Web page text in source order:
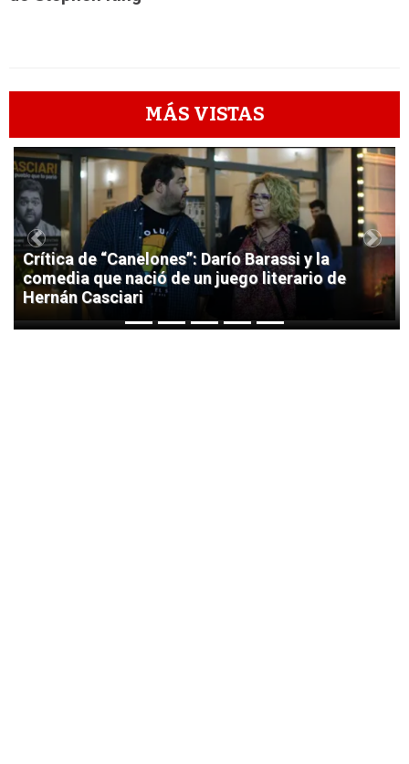
MÁS VISTAS
1
Crítica de “Canelones”: Darío Barassi y la
comedia que nació de un juego literario de
Hernán Casciari
Previous Next